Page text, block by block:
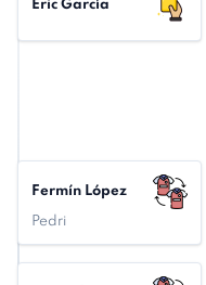
Eric García
Fermín López
Pedri